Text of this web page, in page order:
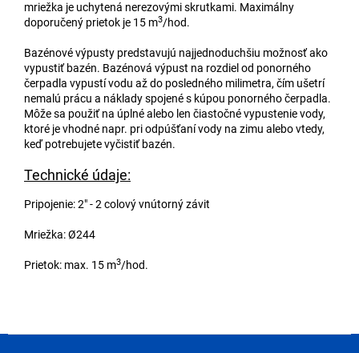
mriežka je uchytená nerezovými skrutkami. Maximálny
doporučený prietok je 15 m3/hod.
Bazénové výpusty predstavujú najjednoduchšiu možnosť ako
vypustiť bazén. Bazénová výpust na rozdiel od ponorného
čerpadla vypustí vodu až do posledného milimetra, čím ušetrí
nemalú prácu a náklady spojené s kúpou ponorného čerpadla.
Môže sa použiť na úplné alebo len čiastočné vypustenie vody,
ktoré je vhodné napr. pri odpúšťaní vody na zimu alebo vtedy,
keď potrebujete vyčistiť bazén.
Technické údaje:
Pripojenie: 2" - 2 colový vnútorný závit
Mriežka: Ø244
Prietok: max. 15 m3/hod.